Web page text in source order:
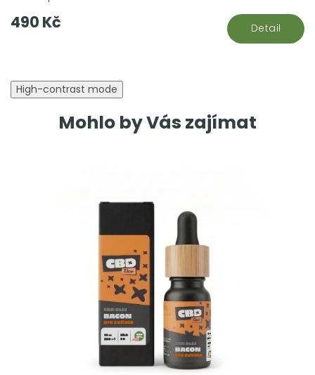
490 Kč Detail
High-contrast mode
Mohlo by Vás zajímat